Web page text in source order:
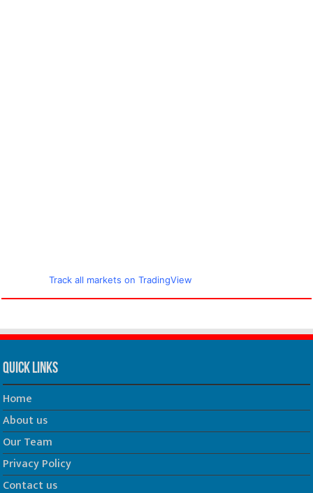
Track all markets on TradingView
Quick Links
Home
About us
Our Team
Privacy Policy
Contact us